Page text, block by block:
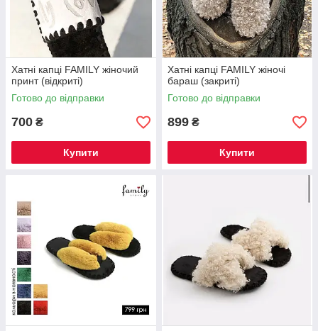
Хатні капці FAMILY жіночий
принт (відкриті)
Готово до відправки
700 ₴
Купити
Хатні капці FAMILY жіночі
бараш (закриті)
Готово до відправки
899 ₴
Купити